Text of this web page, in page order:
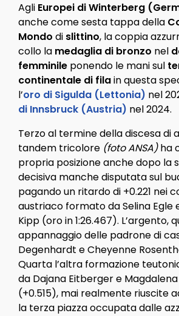
Agli Europei di Winterberg
anche come sesta tappa della
Mondo di slittino, la coppia
collo la medaglia di bronzo nel
femminile ponendo le mani sul
continentale di filain questa
l’oro di Sigulda (Lettonia) nel
di Innsbruck (Austria) nel 2024.
Terzo al termine della discesa di
tandem tricolore (foto ANSA)ha
propria posizione anche dopo la
decisiva manche disputata sul
pagando un ritardo di +0.221 nei
austriaco formato da Selina Egle
Kipp (oro in 1:26.467). L’argento,
appannaggio delle padrone di
Degenhardt e Cheyenne
Quarta l’altra formazione
da Dajana Eitberger e
(+0.515), mai realmente riuscite
la terza piazza occupata dalle